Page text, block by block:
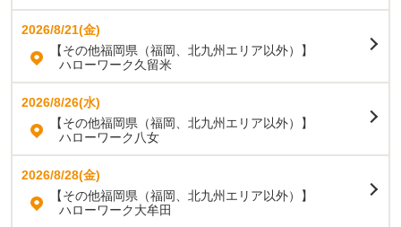
2026/8/21(金)
【その他福岡県（福岡、北九州エリア以外）】
ハローワーク久留米
2026/8/26(水)
【その他福岡県（福岡、北九州エリア以外）】
ハローワーク八女
2026/8/28(金)
【その他福岡県（福岡、北九州エリア以外）】
ハローワーク大牟田